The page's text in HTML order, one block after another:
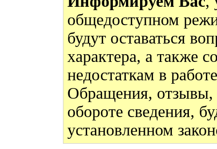
общедоступном
будут оставаться
характера, а также
недостаткам в
Обращения, отзывы,
обороте сведения,
установленном